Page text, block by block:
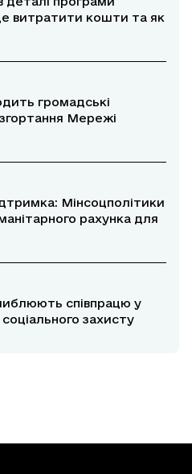
витратити кошти та як
громадські
Мережі
Мінсоцполітики
рахунка для
співпрацю у
захисту